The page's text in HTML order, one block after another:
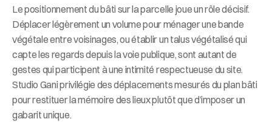
Le positionnement du bâti sur la parcelle joue un rôle décisif.
Déplacer légèrement un volume pour ménager une bande
végétale entre voisinages, ou établir un talus végétalisé qui
capte les regards depuis la voie publique, sont autant de
gestes qui participent à une intimité respectueuse du site.
Studio Gani privilégie des déplacements mesurés du plan bâti
pour restituer la mémoire des lieux plutôt que d’imposer un
gabarit unique.